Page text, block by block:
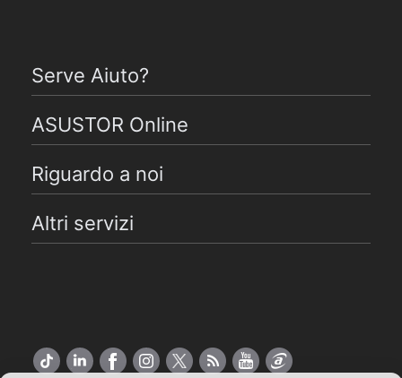
Serve Aiuto?
ASUSTOR Online
Riguardo a noi
Altri servizi